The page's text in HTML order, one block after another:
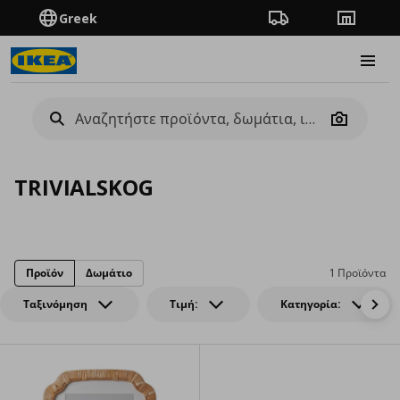
Greek Πορεία παραγγελίας
Camera
TRIVIALSKOG
Ταξινόμηση Τιμή: Κατηγορία:
1 Προϊόντα
Προϊόν Δωμάτιο